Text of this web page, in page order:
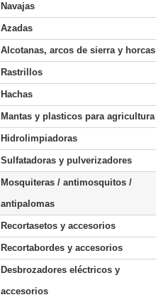
Navajas
Azadas
Alcotanas, arcos de sierra y horcas
Rastrillos
Hachas
Mantas y plasticos para agricultura
Hidrolimpiadoras
Sulfatadoras y pulverizadores
Mosquiteras / antimosquitos /
antipalomas
Recortasetos y accesorios
Recortabordes y accesorios
Desbrozadores eléctricos y
accesorios